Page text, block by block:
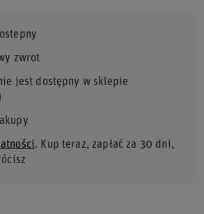
zwrot
jest dostępny w sklepie
. Kup teraz, zapłać za 30 dni,